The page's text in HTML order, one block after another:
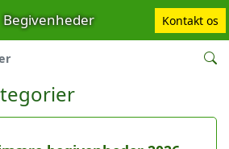
Begivenheder Kontakt os